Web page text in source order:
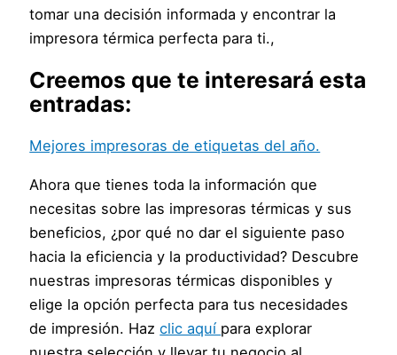
tomar una decisión informada y encontrar la
impresora térmica perfecta para ti.,
Creemos que te interesará esta
entradas:
Mejores impresoras de etiquetas del año.
Ahora que tienes toda la información que
necesitas sobre las impresoras térmicas y sus
beneficios, ¿por qué no dar el siguiente paso
hacia la eficiencia y la productividad? Descubre
nuestras impresoras térmicas disponibles y
elige la opción perfecta para tus necesidades
de impresión. Hazclic aquí para explorar